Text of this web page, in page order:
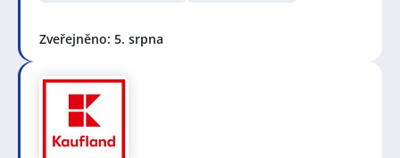
Zveřejněno: 5. srpna